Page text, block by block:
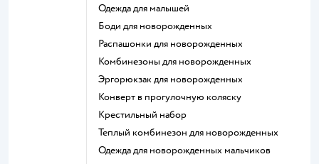
Одежда для малышей
Боди для новорожденных
Распашонки для новорожденных
Комбинезоны для новорожденных
Эргорюкзак для новорожденных
Конверт в прогулочную коляску
Крестильный набор
Теплый комбинезон для новорожденных
Одежда для новорожденных мальчиков